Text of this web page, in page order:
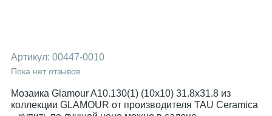
Артикул: 00447-0010
Пока нет отзывов
Мозаика Glamour A10.130(1) (10x10) 31.8x31.8 из
коллекции GLAMOUR от производителя TAU Ceramica